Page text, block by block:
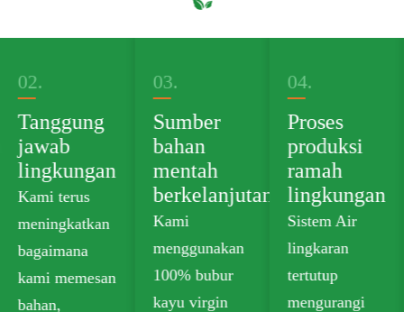
02.
Tanggung
jawab
lingkungan
Kami terus
meningkatkan
bagaimana
kami memesan
bahan,
03.
Sumber
bahan
mentah
berkelanjutan
Kami
menggunakan
100% bubur
kayu virgin
04.
Proses
produksi
ramah
lingkungan
Sistem Air
lingkaran
tertutup
mengurangi